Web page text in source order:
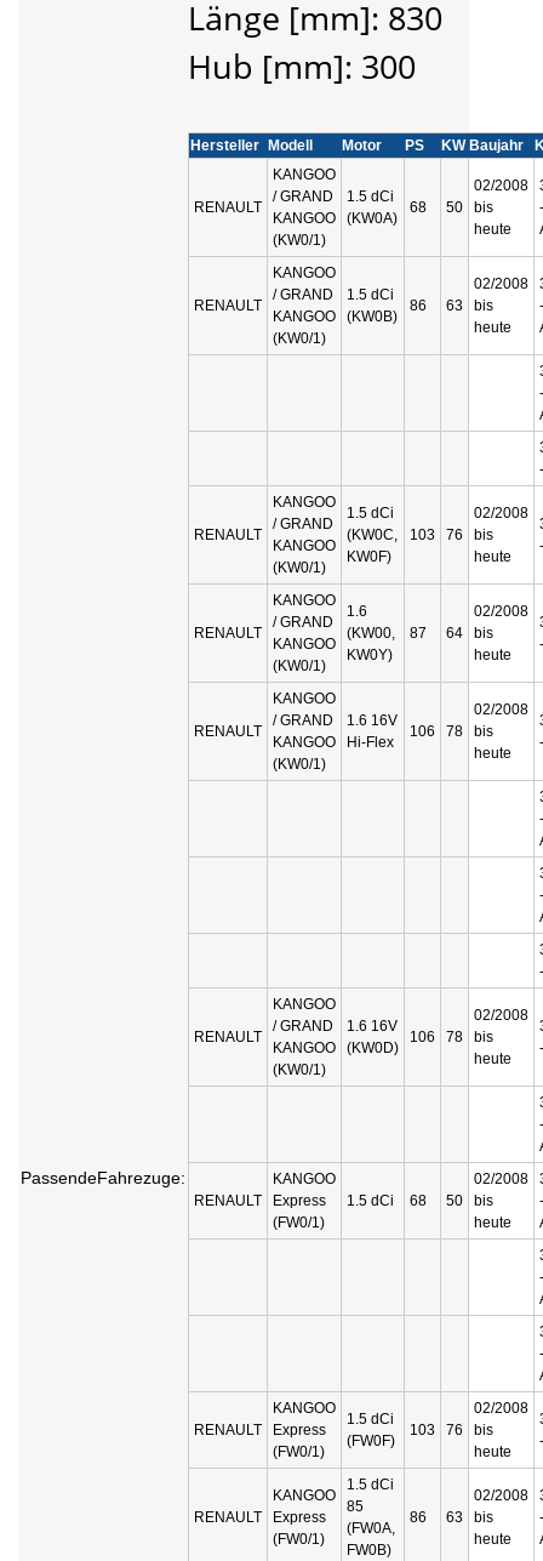
Länge [mm]: 830
Hub [mm]: 300
PassendeFahrezuge:
Hersteller Modell Motor PS KW Baujahr
RENAULT
KANGOO
/ GRAND
KANGOO
(KW0/1)
1.5 dCi
(KW0A)
68 50
02/2008
bis
heute
-
RENAULT
KANGOO
/ GRAND
KANGOO
(KW0/1)
1.5 dCi
(KW0B)
86 63
02/2008
bis
heute
-
-
RENAULT
KANGOO
/ GRAND
KANGOO
(KW0/1)
1.5 dCi
(KW0C,
KW0F)
103 76
02/2008
bis
heute
RENAULT
KANGOO
/ GRAND
KANGOO
(KW0/1)
1.6
(KW00,
KW0Y)
87 64
02/2008
bis
heute
RENAULT
KANGOO
/ GRAND
KANGOO
(KW0/1)
1.6 16V
Hi-Flex
106 78
02/2008
bis
heute
-
-
RENAULT
KANGOO
/ GRAND
KANGOO
(KW0/1)
1.6 16V
(KW0D)
106 78
02/2008
bis
heute
-
RENAULT
KANGOO
Express
(FW0/1)
1.5 dCi 68 50
02/2008
bis
heute
-
-
-
RENAULT
KANGOO
Express
(FW0/1)
1.5 dCi
(FW0F)
103 76
02/2008
bis
heute
RENAULT
KANGOO
Express
(FW0/1)
1.5 dCi
85
(FW0A,
FW0B)
86 63
02/2008
bis
heute
-